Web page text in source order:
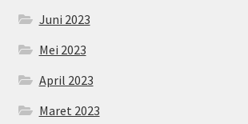
Juni 2023
Mei 2023
April 2023
Maret 2023